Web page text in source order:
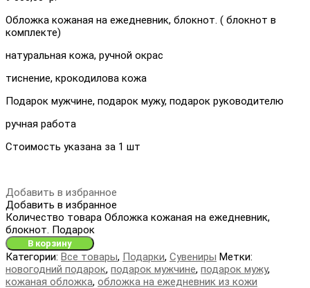
Обложка кожаная на ежедневник, блокнот. ( блокнот в
комплекте)
натуральная кожа, ручной окрас
тиснение, крокодилова кожа
Подарок мужчине, подарок мужу, подарок руководителю
ручная работа
Стоимость указана за 1 шт
Добавить в избранное
Добавить в избранное
Количество товара Обложка кожаная на ежедневник,
блокнот. Подарок
В корзину
Категории: Все товары, Подарки, Сувениры Метки:
новогодний подарок, подарок мужчине, подарок мужу,
кожаная обложка, обложка на ежедневник из кожи